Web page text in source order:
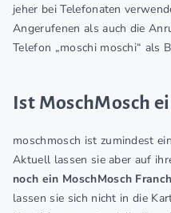
jeher bei Telefonaten
Angerufenen als auch die
Telefon „moschi moschi“ als
Ist MoschMosch
moschmosch ist zumindest ein
Aktuell lassen sie aber auf
noch ein MoschMosch
lassen sie sich nicht in die